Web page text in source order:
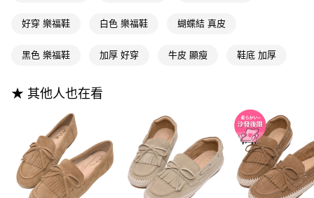
1.本服務係由「台灣大哥大股份有限公司」（以下簡稱本公司）所提供，讓
買賣價金債權讓與本公司後，依約使用本公司帳單繳交帳款。
2.基於同意付款使用「大哥付你分期」之契約關係目的，商店將以您的個人
由本公司與您本人進行分期帳單所需資料之確認、核對及更正。
3.完整用戶服務條款，請詳閱以下連結：
ATM／網路銀行／等多元方式進行付款，方視為交易完成。
※ 請注意：結帳手續完成當下不需立刻繳費，但若您需要取消訂單，請聯絡
後付繳納相關費用。
客戶支援中心」https://netprotections.freshdesk.com/support/home
【注意事項】
１．透過由恩沛科技股份有限公司提供之「AFTEE先享後付」服務完成之交
易，需依本服務之必要範圍內提供個人資料，並將交易相關給付款項請求債
權轉讓予恩沛科技股份有限公司。
２．關於個人資料處理事宜，請瀏覽以下網址：
https://aftee.tw/terms/#terms3
３．未成年的使用者請事先徵得法定代理人或監護人之同意方可使用
萊爾富付款取貨
每筆NT$100，滿NT$999(含以上)免運費
7-11付款取貨
每筆NT$100，滿NT$999(含以上)免運費
付款後7-11取貨
每筆NT$100，滿NT$999(含以上)免運費
好穿 樂福鞋 白色 樂福鞋 蝴蝶結 真皮
黑色 樂福鞋 加厚 好穿 牛皮 顯瘦 鞋底 加厚
★ 其他人也在看